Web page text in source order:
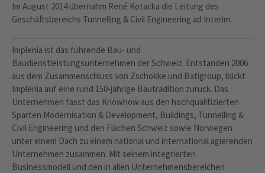
Im August 2014 übernahm René Kotacka die Leitung des
Geschäftsbereichs Tunnelling & Civil Engineering ad Interim.
Implenia ist das führende Bau- und
Baudienstleistungsunternehmen der Schweiz. Entstanden 2006
aus dem Zusammenschluss von Zschokke und Batigroup, blickt
Implenia auf eine rund 150-jährige Bautradition zurück. Das
Unternehmen fasst das Knowhow aus den hochqualifizierten
Sparten Modernisation & Development, Buildings, Tunnelling &
Civil Engineering und den Flächen Schweiz sowie Norwegen
unter einem Dach zu einem national und international agierenden
Unternehmen zusammen. Mit seinem integrierten
Businessmodell und den in allen Unternehmensbereichen